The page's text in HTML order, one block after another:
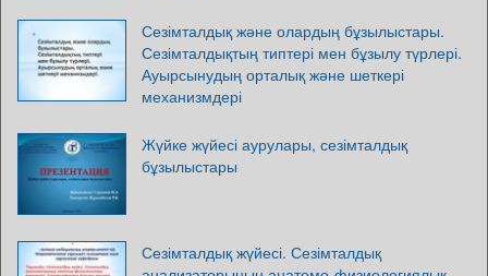
Сезімталдық және олардың бұзылыстары.
Сезімталдықтың типтері мен бұзылу түрлері.
Ауырсынудың орталық және шеткері
механизмдері
Жүйке жүйесі аурулары, сезімталдық
бұзылыстары
Сезімталдық жүйесі. Сезімталдық